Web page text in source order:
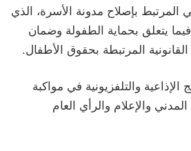
بإصلاح مدونة الأسرة، الذي
يتعلق بحماية الطفولة وضمان
المرتبطة بحقوق الأطفال.
والتلفزيونية في مواكبة
والإعلام والرأي العام